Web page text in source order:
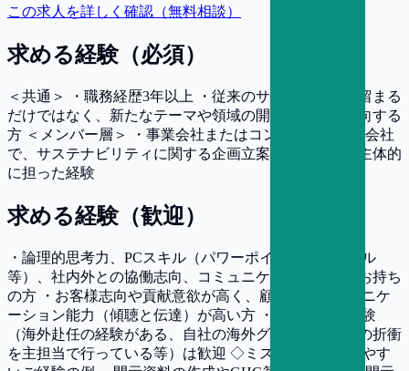
この求人を詳しく確認（無料相談）
求める経験（必須）
＜共通＞ ・職務経歴3年以上 ・従来のサステナ領域に留まる
だけではなく、新たなテーマや領域の開拓・挑戦を志向する
方 ＜メンバー層＞ ・事業会社またはコンサルティング会社
で、サステナビリティに関する企画立案～実行までを主体的
に担った経験
求める経験（歓迎）
・論理的思考力、PCスキル（パワーポイント、エクセル
等）、社内外との協働志向、コミュニケーション力をお持ち
の方 ・お客様志向や貢献意欲が高く、顧客とのコミュニケ
ーション能力（傾聴と伝達）が高い方 ・グローバル経験
（海外赴任の経験がある、自社の海外グループ会社との折衝
を主担当で行っている等）は歓迎 ◇ミスマッチになりやす